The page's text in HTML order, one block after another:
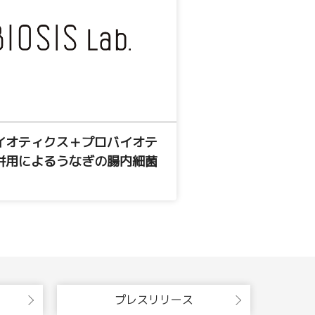
オティクス＋プロバイオテ
用によるうなぎの腸内細菌
プレスリリース